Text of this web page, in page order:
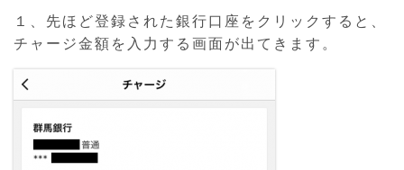
１、先ほど登録された銀行口座をクリックすると、
チャージ金額を入力する画面が出てきます。